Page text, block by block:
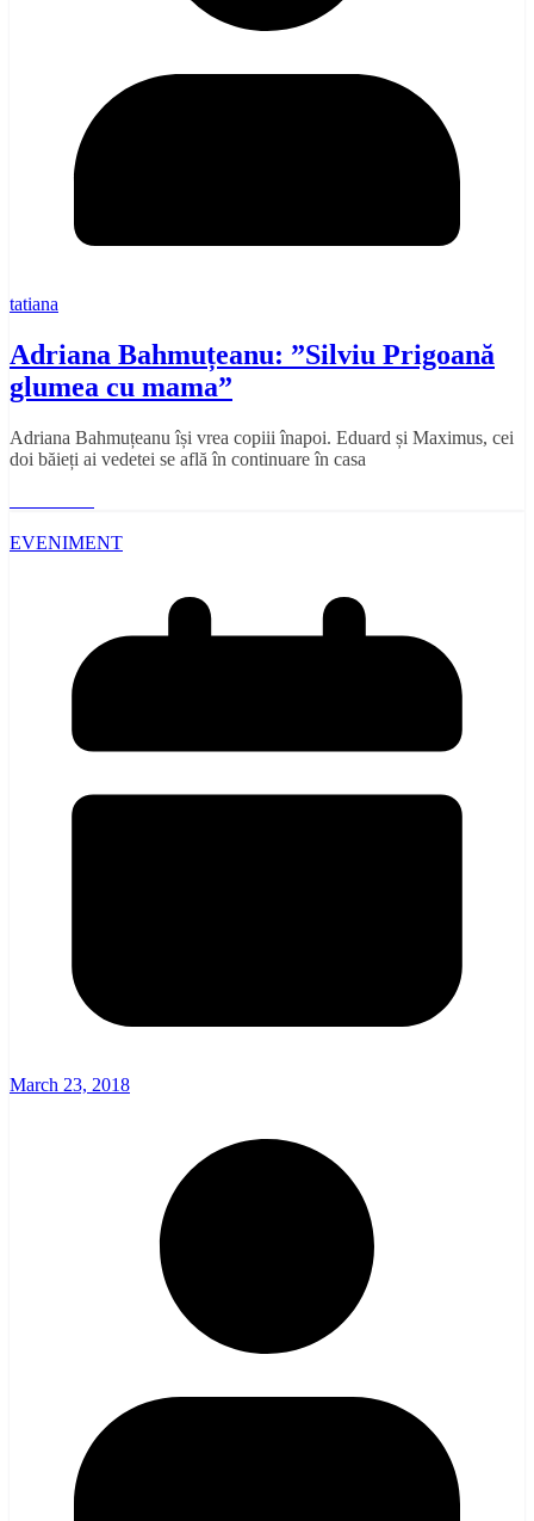
tatiana
Adriana Bahmuțeanu: ”Silviu Prigoană
glumea cu mama”
Adriana Bahmuțeanu își vrea copiii înapoi. Eduard și Maximus, cei
doi băieți ai vedetei se află în continuare în casa
EVENIMENT
March 23, 2018